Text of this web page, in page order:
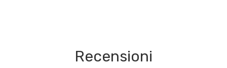
Recensioni